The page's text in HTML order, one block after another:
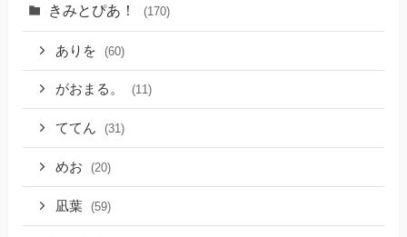
きみとぴあ！ (170)
ありを (60)
がおまる。 (11)
ててん (31)
めお (20)
凪葉 (59)